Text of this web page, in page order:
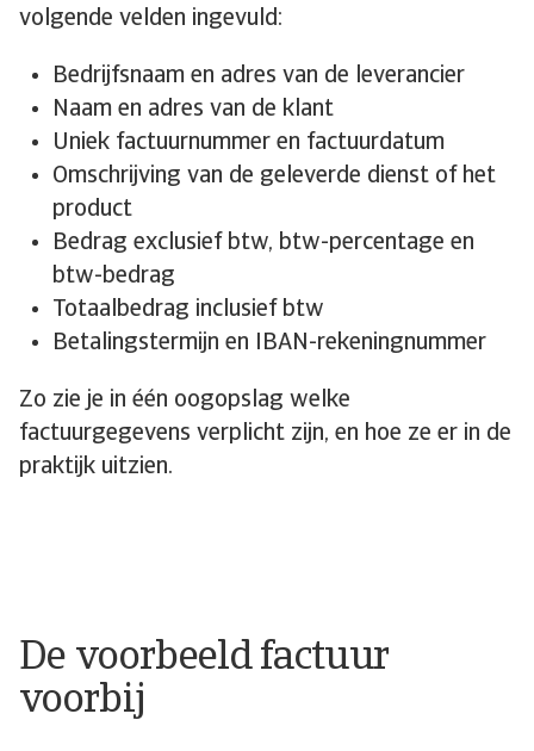
volgende velden ingevuld:
Bedrijfsnaam en adres van de leverancier
Naam en adres van de klant
Uniek factuurnummer en factuurdatum
Omschrijving van de geleverde dienst of het
product
Bedrag exclusief btw, btw-percentage en
btw-bedrag
Totaalbedrag inclusief btw
Betalingstermijn en IBAN-rekeningnummer
Zo zie je in één oogopslag welke
factuurgegevens verplicht zijn, en hoe ze er in de
praktijk uitzien.
De voorbeeld factuur
voorbij